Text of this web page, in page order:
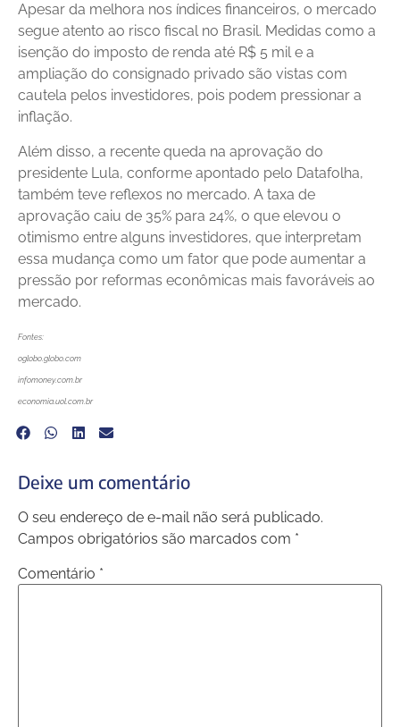
Apesar da melhora nos índices financeiros, o mercado
segue atento ao risco fiscal no Brasil. Medidas como a
isenção do imposto de renda até R$ 5 mil e a
ampliação do consignado privado são vistas com
cautela pelos investidores, pois podem pressionar a
inflação.
Além disso, a recente queda na aprovação do
presidente Lula, conforme apontado pelo Datafolha,
também teve reflexos no mercado. A taxa de
aprovação caiu de 35% para 24%, o que elevou o
otimismo entre alguns investidores, que interpretam
essa mudança como um fator que pode aumentar a
pressão por reformas econômicas mais favoráveis ao
mercado.
Fontes:
oglobo.globo.com
infomoney.com.br
economia.uol.com.br
Deixe um comentário
O seu endereço de e-mail não será publicado.
Campos obrigatórios são marcados com *
Comentário *